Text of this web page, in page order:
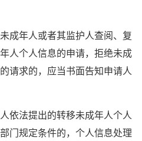
成年人或者其监护人查阅、复
人个人信息的申请，拒绝未成
请求的，应当书面告知申请人
依法提出的转移未成年人个人
门规定条件的，个人信息处理